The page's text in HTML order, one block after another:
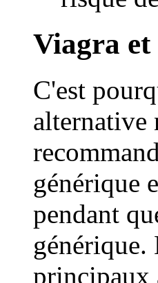
Viagra et
C'est
alternative
générique
pendant
générique.
principaux